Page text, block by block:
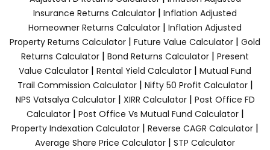
Insurance Returns Calculator | Inflation Adjusted
Homeowner Returns Calculator | Inflation Adjusted
Property Returns Calculator | Future Value Calculator | Gold
Returns Calculator | Bond Returns Calculator | Present
Value Calculator | Rental Yield Calculator | Mutual Fund
Trail Commission Calculator| Nifty 50 Profit Calculator|
NPS Vatsalya Calculator| XIRR Calculator| Post Office FD
Calculator| Post Office Vs Mutual Fund Calculator|
Property Indexation Calculator | Reverse CAGR Calculator |
Average Share Price Calculator | STP Calculator